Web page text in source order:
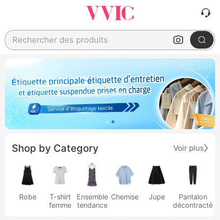
Rechercher des produits
Shop by Category Voir plus
Robe
T-shirt
femme
Ensemble
tendance
Chemise Jupe
Pantalon
décontracté